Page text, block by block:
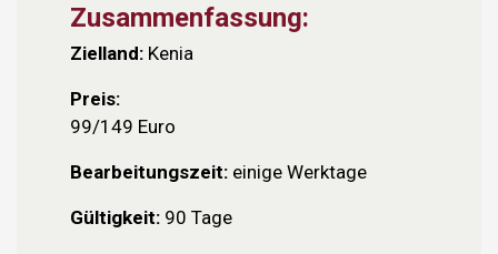
Zusammenfassung:
Zielland: Kenia
Preis:
99/149 Euro
Bearbeitungszeit: einige Werktage
Gültigkeit: 90 Tage